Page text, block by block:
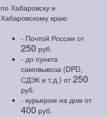
по Хабаровску и
Хабаровскому краю
- Почтой России от
250 руб.
- до пункта
самовывоза (DPD,
СДЭК и т.д.) от250
руб.
- курьером на дом от
400 руб.